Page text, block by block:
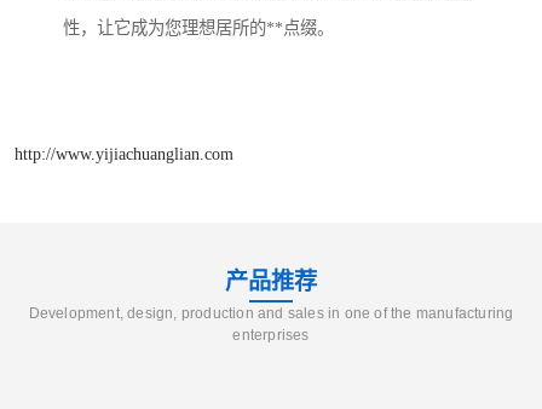
性，让它成为您理想居所的**点缀。
http://www.yijiachuanglian.com
产品推荐
Development, design, production and sales in one of the manufacturing
enterprises